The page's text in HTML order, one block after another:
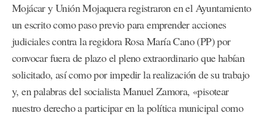
Mojácar y Unión Mojaquera registraron en el Ayuntamiento
un escrito como paso previo para emprender acciones
judiciales contra la regidora Rosa María Cano (PP) por
convocar fuera de plazo el pleno extraordinario que habían
solicitado, así como por impedir la realización de su trabajo
y, en palabras del socialista Manuel Zamora, «pisotear
nuestro derecho a participar en la política municipal como